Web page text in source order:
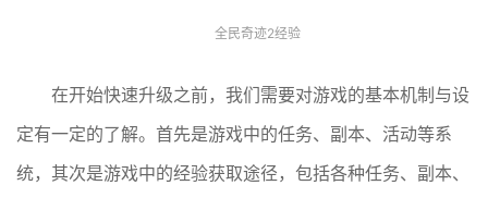
全民奇迹2经验
在开始快速升级之前，我们需要对游戏的基本机制与设
定有一定的了解。首先是游戏中的任务、副本、活动等系
统，其次是游戏中的经验获取途径，包括各种任务、副本、